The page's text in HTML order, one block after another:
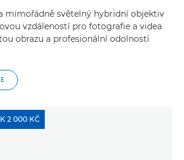
mimořádně světelný hybridní objektiv
vzdáleností pro fotografie a videa
obrazu a profesionální odolností
2 000 KČ